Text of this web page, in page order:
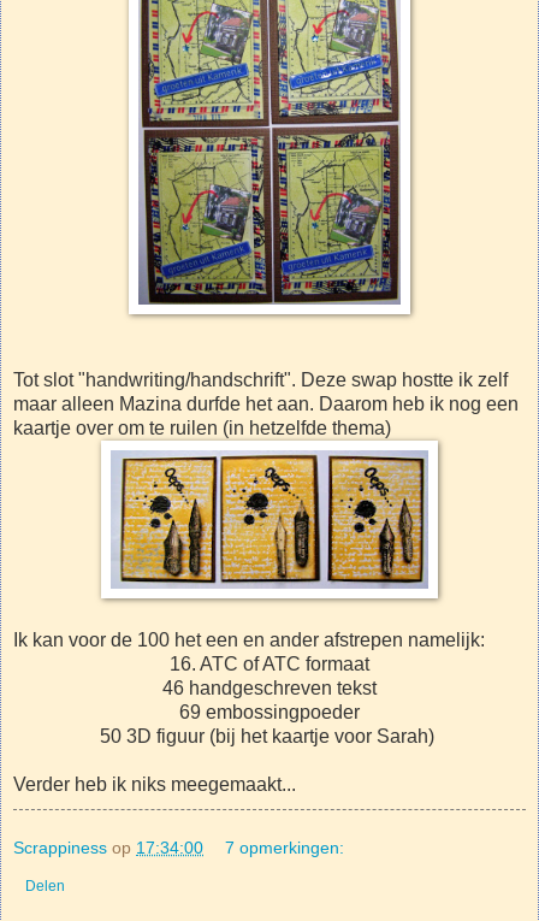
Tot slot "handwriting/handschrift". Deze swap hostte ik zelf
maar alleen Mazina durfde het aan. Daarom heb ik nog een
kaartje over om te ruilen (in hetzelfde thema)
Ik kan voor de 100 het een en ander afstrepen namelijk:
16. ATC of ATC formaat
46 handgeschreven tekst
69 embossingpoeder
50 3D figuur (bij het kaartje voor Sarah)
Verder heb ik niks meegemaakt...
Scrappiness op 17:34:00 7 opmerkingen:
Delen